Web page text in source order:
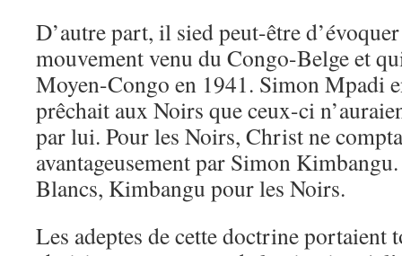
D’autre part, il sied peut-être
mouvement venu du Congo-Belge et
Moyen-Congo en 1941. Simon Mpadi
prêchait aux Noirs que ceux-ci
par lui. Pour les Noirs, Christ ne
avantageusement par Simon
Blancs, Kimbangu pour les Noirs.
Les adeptes de cette doctrine portaient